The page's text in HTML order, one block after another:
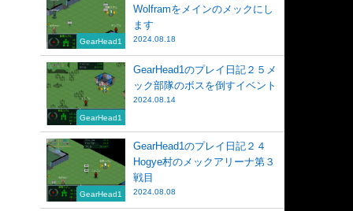
GearHead1
Wolframをメインのメックにし
ます
2024.08.18
GearHead1
GearHead1のプレイ日記２５メ
ック部隊のボスを倒すイベント
2024.08.14
GearHead1
GearHead1のプレイ日記２４
Hogye村のメックアリーナ第３
戦目
2024.08.08